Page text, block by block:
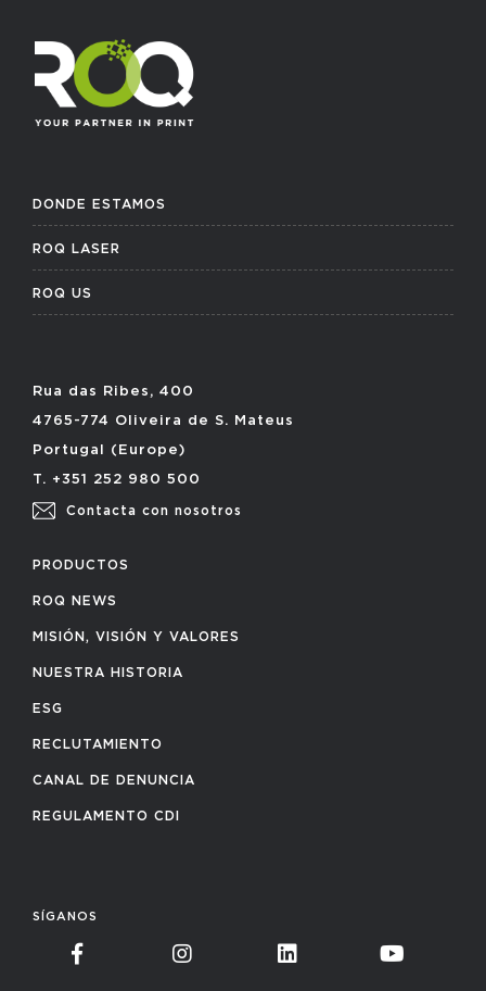
DONDE ESTAMOS
ROQ LASER
ROQ US
Rua das Ribes, 400
4765-774 Oliveira de S. Mateus
Portugal (Europe)
T. +351 252 980 500
Contacta con nosotros
PRODUCTOS
ROQ NEWS
MISIÓN, VISIÓN Y VALORES
NUESTRA HISTORIA
ESG
RECLUTAMIENTO
CANAL DE DENUNCIA
REGULAMENTO CDI
SÍGANOS